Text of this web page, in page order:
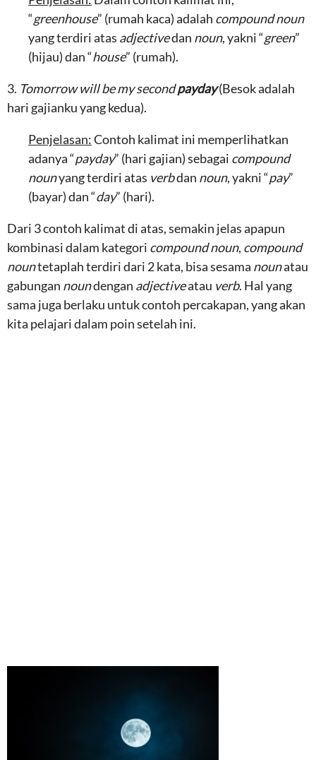
“greenhouse” (rumah kaca) adalah compound noun
yang terdiri atas adjectivedan noun, yakni “green”
(hijau) dan “house” (rumah).
3. Tomorrow will be my secondpayday(Besok adalah
hari gajianku yang kedua).
Penjelasan:Contoh kalimat ini memperlihatkan
adanya “payday” (hari gajian) sebagai compound
nounyang terdiri atas verbdan noun, yakni “pay”
(bayar) dan “day” (hari).
Dari 3 contoh kalimat di atas, semakin jelas apapun
kombinasi dalam kategori compound noun, compound
nountetaplah terdiri dari 2 kata, bisa sesama nounatau
gabungan noundengan adjectiveatau verb. Hal yang
sama juga berlaku untuk contoh percakapan, yang akan
kita pelajari dalam poin setelah ini.